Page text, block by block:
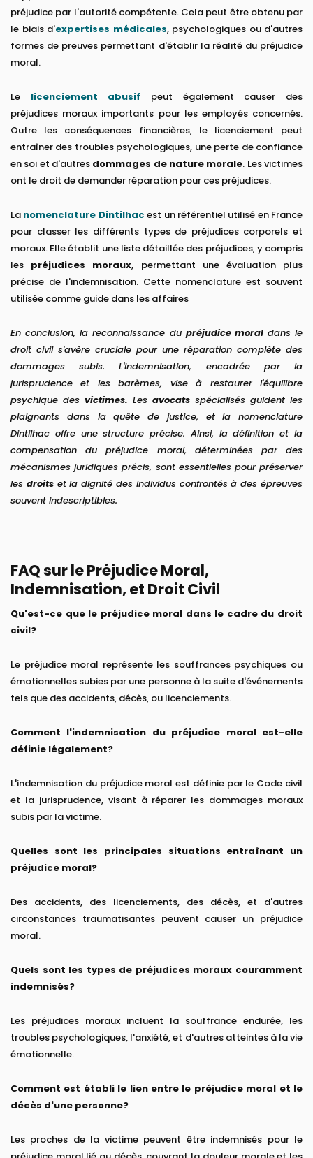
préjudice par l'autorité compétente. Cela peut être obtenu par
le biais d'expertises médicales, psychologiques ou d'autres
formes de preuves permettant d'établir la réalité du préjudice
moral.
Le licenciement abusif peut également causer des
préjudices moraux importants pour les employés concernés.
Outre les conséquences financières, le licenciement peut
entraîner des troubles psychologiques, une perte de confiance
en soi et d'autres dommages de nature morale. Les victimes
ont le droit de demander réparation pour ces préjudices.
La nomenclature Dintilhac est un référentiel utilisé en France
pour classer les différents types de préjudices corporels et
moraux. Elle établit une liste détaillée des préjudices, y compris
les préjudices moraux, permettant une évaluation plus
précise de l'indemnisation. Cette nomenclature est souvent
utilisée comme guide dans les affaires
En conclusion, la reconnaissance du préjudice moraldans le
droit civil s'avère cruciale pour une réparation complète des
dommages subis. L'indemnisation, encadrée par la
jurisprudence et les barèmes, vise à restaurer l'équilibre
psychique des victimes. Les avocats spécialisés guident les
plaignants dans la quête de justice, et la nomenclature
Dintilhac offre une structure précise. Ainsi, la définition et la
compensation du préjudice moral, déterminées par des
mécanismes juridiques précis, sont essentielles pour préserver
les droitset la dignité des individus confrontés à des épreuves
souvent indescriptibles.
FAQ sur le Préjudice Moral,
Indemnisation, et Droit Civil
Qu'est-ce que le préjudice moral dans le cadre du droit
civil?
Le préjudice moral représente les souffrances psychiques ou
émotionnelles subies par une personne à la suite d'événements
tels que des accidents, décès, ou licenciements.
Comment l'indemnisation du préjudice moral est-elle
définie légalement?
L'indemnisation du préjudice moral est définie par le Code civil
et la jurisprudence, visant à réparer les dommages moraux
subis par la victime.
Quelles sont les principales situations entraînant un
préjudice moral?
Des accidents, des licenciements, des décès, et d'autres
circonstances traumatisantes peuvent causer un préjudice
moral.
Quels sont les types de préjudices moraux couramment
indemnisés?
Les préjudices moraux incluent la souffrance endurée, les
troubles psychologiques, l'anxiété, et d'autres atteintes à la vie
émotionnelle.
Comment est établi le lien entre le préjudice moral et le
décès d'une personne?
Les proches de la victime peuvent être indemnisés pour le